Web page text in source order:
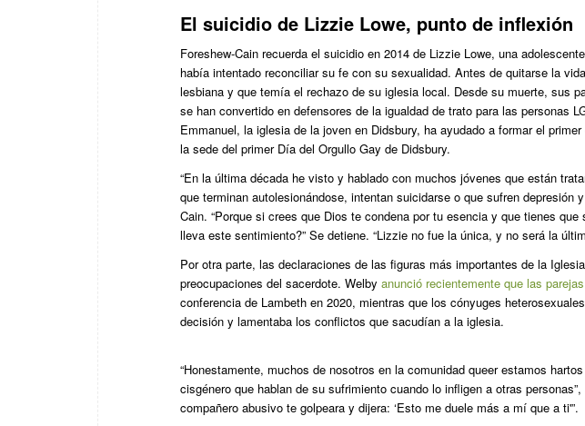
El suicidio de Lizzie Lowe, punto de inflexión
Foreshew-Cain recuerda el suicidio en 2014 de Lizzie Lowe, una
había intentado reconciliar su fe con su sexualidad. Antes de quitarse la
lesbiana y que temía el rechazo de su iglesia local. Desde su muerte, sus
se han convertido en defensores de la igualdad de trato para las personas
Emmanuel, la iglesia de la joven en Didsbury, ha ayudado a formar el
la sede del primer Día del Orgullo Gay de Didsbury.
“En la última década he visto y hablado con muchos jóvenes que están
que terminan autolesionándose, intentan suicidarse o que sufren depresión
Cain. “Porque si crees que Dios te condena por tu esencia y que tienes
lleva este sentimiento?” Se detiene. “Lizzie no fue la única, y no será la
Por otra parte, las declaraciones de las figuras más importantes de la
preocupaciones del sacerdote. Welby anunció recientemente que las
conferencia de Lambeth en 2020, mientras que los cónyuges
decisión y lamentaba los conflictos que sacudían a la iglesia.
“Honestamente, muchos de nosotros en la comunidad queer estamos
cisgénero que hablan de su sufrimiento cuando lo infligen a otras
compañero abusivo te golpeara y dijera: ‘Esto me duele más a mí que a ti'”.